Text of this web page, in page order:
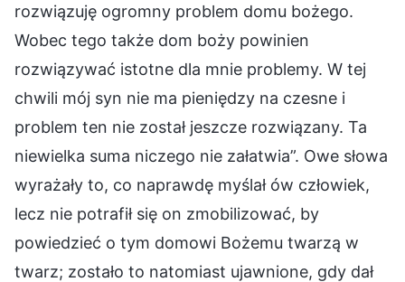
rozwiązuję ogromny problem domu bożego.
Wobec tego także dom boży powinien
rozwiązywać istotne dla mnie problemy. W tej
chwili mój syn nie ma pieniędzy na czesne i
problem ten nie został jeszcze rozwiązany. Ta
niewielka suma niczego nie załatwia”. Owe słowa
wyrażały to, co naprawdę myślał ów człowiek,
lecz nie potrafił się on zmobilizować, by
powiedzieć o tym domowi Bożemu twarzą w
twarz; zostało to natomiast ujawnione, gdy dał